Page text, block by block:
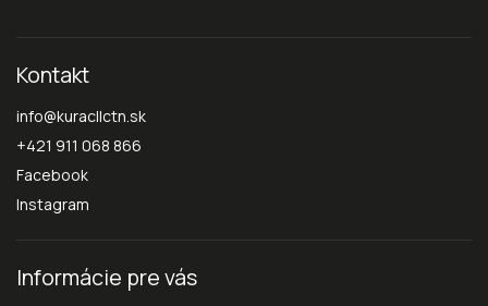
Kontakt
info@kuracllctn.sk
+421 911 068 866
Facebook
Instagram
Informácie pre vás